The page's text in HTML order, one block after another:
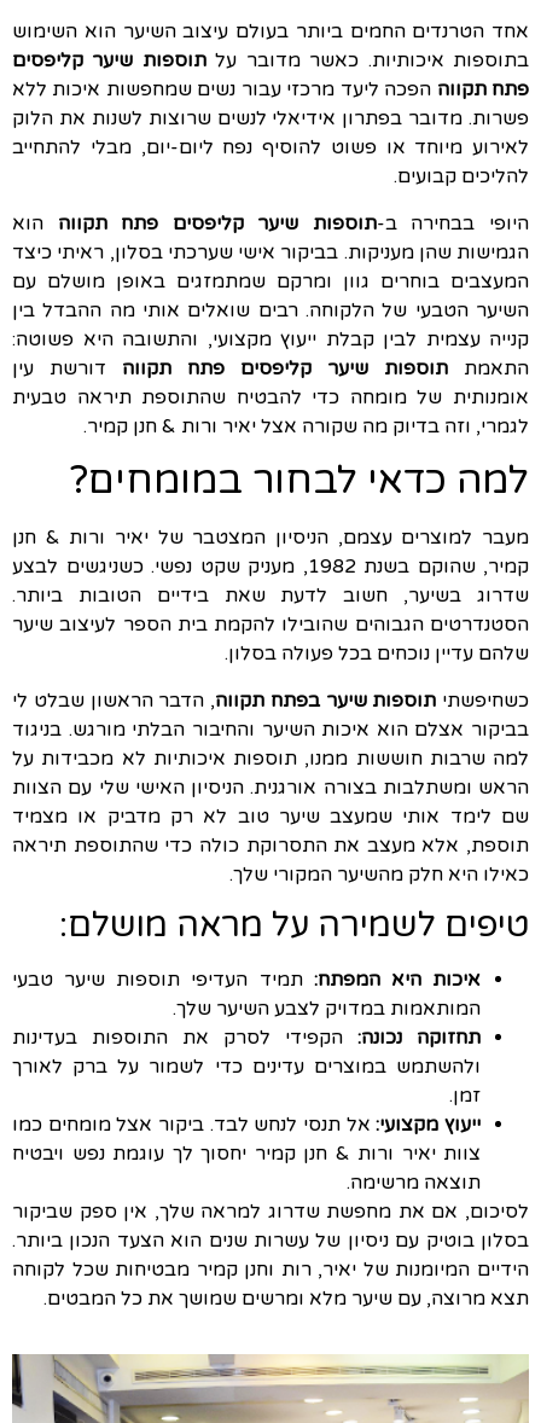
אחד הטרנדים החמים ביותר בעולם עיצוב השיער הוא השימוש
בתוספות איכותיות. כאשר מדובר עלתוספות שיער קליפסים
פתח תקווה הפכה ליעד מרכזי עבור נשים שמחפשות איכות ללא
פשרות. מדובר בפתרון אידיאלי לנשים שרוצות לשנות את הלוק
לאירוע מיוחד או פשוט להוסיף נפח ליום-יום, מבלי להתחייב
להליכים קבועים.
היופי בבחירה ב-תוספות שיער קליפסים פתח תקווה הוא
הגמישות שהן מעניקות. בביקור אישי שערכתי בסלון, ראיתי כיצד
המעצבים בוחרים גוון ומרקם שמתמזגים באופן מושלם עם
השיער הטבעי של הלקוחה. רבים שואלים אותי מה ההבדל בין
קנייה עצמית לבין קבלת ייעוץ מקצועי, והתשובה היא פשוטה:
התאמת תוספות שיער קליפסים פתח תקווה דורשת עין
אומנותית של מומחה כדי להבטיח שהתוספת תיראה טבעית
לגמרי, וזה בדיוק מה שקורה אצל יאיר ורות & חנן קמיר.
למה כדאי לבחור במומחים?
מעבר למוצרים עצמם, הניסיון המצטבר של יאיר ורות & חנן
קמיר, שהוקם בשנת 1982, מעניק שקט נפשי. כשניגשים לבצע
שדרוג בשיער, חשוב לדעת שאת בידיים הטובות ביותר.
הסטנדרטים הגבוהים שהובילו להקמת בית הספר לעיצוב שיער
שלהם עדיין נוכחים בכל פעולה בסלון.
כשחיפשתי תוספות שיער בפתח תקווה, הדבר הראשון שבלט לי
בביקור אצלם הוא איכות השיער והחיבור הבלתי מורגש. בניגוד
למה שרבות חוששות ממנו, תוספות איכותיות לא מכבידות על
הראש ומשתלבות בצורה אורגנית. הניסיון האישי שלי עם הצוות
שם לימד אותי שמעצב שיער טוב לא רק מדביק או מצמיד
תוספת, אלא מעצב את התסרוקת כולה כדי שהתוספת תיראה
כאילו היא חלק מהשיער המקורי שלך.
טיפים לשמירה על מראה מושלם:
איכות היא המפתח: תמיד העדיפי תוספות שיער טבעי
המותאמות במדויק לצבע השיער שלך.
תחזוקה נכונה: הקפידי לסרק את התוספות בעדינות
ולהשתמש במוצרים עדינים כדי לשמור על ברק לאורך
זמן.
ייעוץ מקצועי:אל תנסי לנחש לבד. ביקור אצל מומחים כמו
צוות יאיר ורות & חנן קמיר יחסוך לך עוגמת נפש ויבטיח
תוצאה מרשימה.
לסיכום, אם את מחפשת שדרוג למראה שלך, אין ספק שביקור
בסלון בוטיק עם ניסיון של עשרות שנים הוא הצעד הנכון ביותר.
הידיים המיומנות של יאיר, רות וחנן קמיר מבטיחות שכל לקוחה
תצא מרוצה, עם שיער מלא ומרשים שמושך את כל המבטים.